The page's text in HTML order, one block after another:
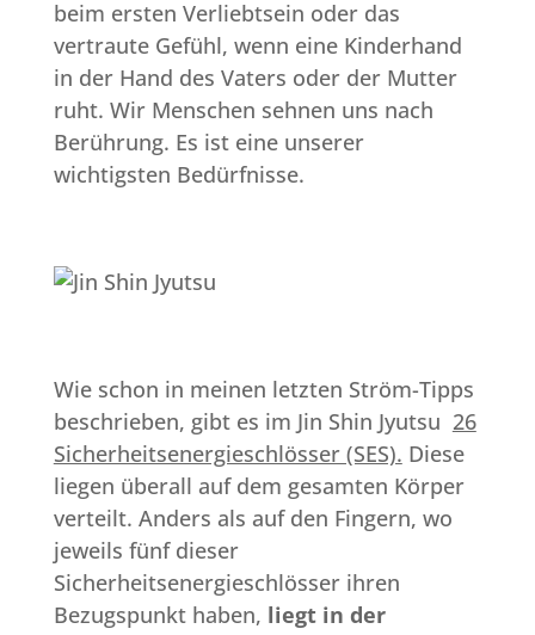
beim ersten Verliebtsein oder das
vertraute Gefühl, wenn eine Kinderhand
in der Hand des Vaters oder der Mutter
ruht. Wir Menschen sehnen uns nach
Berührung. Es ist eine unserer
wichtigsten Bedürfnisse.
Wie schon in meinen letzten Ström-Tipps
beschrieben, gibt es im Jin Shin Jyutsu 26
Sicherheitsenergieschlösser (SES). Diese
liegen überall auf dem gesamten Körper
verteilt. Anders als auf den Fingern, wo
jeweils fünf dieser
Sicherheitsenergieschlösser ihren
Bezugspunkt haben, liegt in der